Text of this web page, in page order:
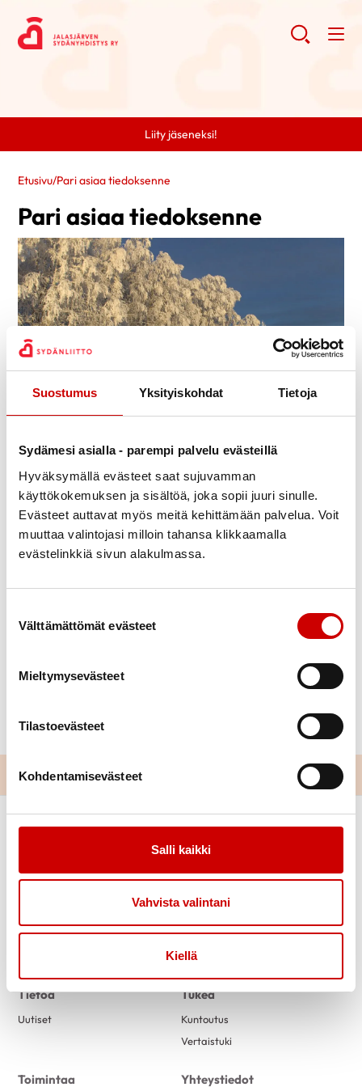
Suostumus Yksityiskohdat Tietoja
Sydämesi asialla - parempi palvelu evästeillä
Hyväksymällä evästeet saat sujuvamman
käyttökokemuksen ja sisältöä, joka sopii juuri sinulle.
Evästeet auttavat myös meitä kehittämään palvelua. Voit
muuttaa valintojasi milloin tahansa klikkaamalla
evästelinkkiä sivun alakulmassa.
Välttämättömät evästeet
Mieltymysevästeet
Tilastoevästeet
Kohdentamisevästeet
Salli kaikki
Vahvista valintani
Kiellä
Liity jäseneksi!
Etusivu/Pari asiaa tiedoksenne
Pari asiaa tiedoksenne
Julkaistu 21.1.2022
Hei
Muistutamme vielä että jäsenten UIMAHALLI
maksuja jatketaan toistaiseksi ainakin kesäkuun 2022
loppuun .
Kaikkea toimintaa rajoittaa tietysti korona joten se on
kunnallissanomien seuratoiminta palstalla kun ja jos
Kevään tuloa odotellessa ja terveyttä kaikille.
Link to facebook
Link to twitter
Tietoa
Uutiset
Tukea
Kuntoutus
Vertaistuki
Toimintaa Yhteystiedot